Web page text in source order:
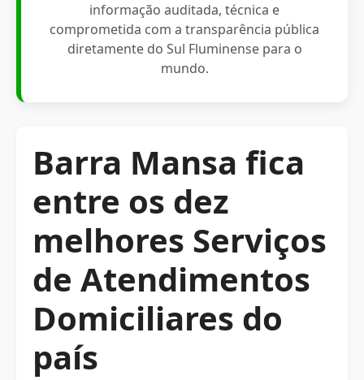
informação auditada, técnica e
comprometida com a transparência pública
diretamente do Sul Fluminense para o
mundo.
Barra Mansa fica
entre os dez
melhores Serviços
de Atendimentos
Domiciliares do
país